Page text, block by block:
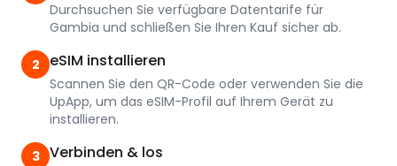
Durchsuchen Sie verfügbare Datentarife für
Gambia und schließen Sie Ihren Kauf sicher ab.
2 eSIM installieren
Scannen Sie den QR-Code oder verwenden Sie die
UpApp, um das eSIM-Profil auf Ihrem Gerät zu
installieren.
3 Verbinden & los